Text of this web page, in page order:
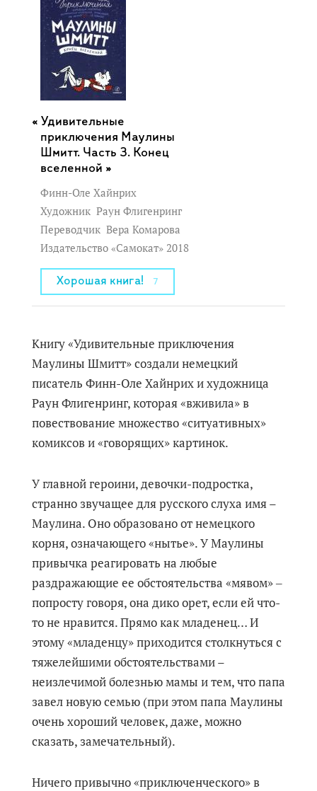
Удивительные
приключения Маулины
Шмитт. Часть 3. Конец
вселенной »
Финн-Оле Хайнрих
Художник Раун Флигенринг
Переводчик Вера Комарова
Издательство «Самокат» 2018
Хорошая книга! 7
Книгу «Удивительные приключения
Маулины Шмитт» создали немецкий
писатель Финн-Оле Хайнрих и художница
Раун Флигенринг, которая «вживила» в
повествование множество «ситуативных»
комиксов и «говорящих» картинок.
У главной героини, девочки-подростка,
странно звучащее для русского слуха имя –
Маулина. Оно образовано от немецкого
корня, означающего «нытье». У Маулины
привычка реагировать на любые
раздражающие ее обстоятельства «мявом» ‒
попросту говоря, она дико орет, если ей что-
то не нравится. Прямо как младенец… И
этому «младенцу» приходится столкнуться с
тяжелейшими обстоятельствами –
неизлечимой болезнью мамы и тем, что папа
завел новую семью (при этом папа Маулины
очень хороший человек, даже, можно
сказать, замечательный).
Ничего привычно «приключенческого» в